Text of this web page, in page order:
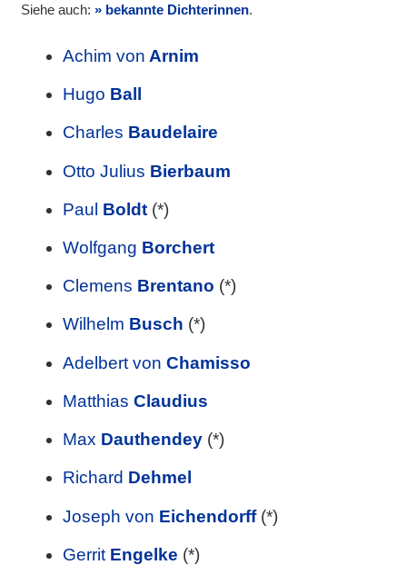
Siehe auch: bekannte Dichterinnen.
Achim von Arnim
Hugo Ball
Charles Baudelaire
Otto Julius Bierbaum
Paul Boldt(*)
Wolfgang Borchert
Clemens Brentano (*)
Wilhelm Busch (*)
Adelbert von Chamisso
Matthias Claudius
Max Dauthendey(*)
Richard Dehmel
Joseph von Eichendorff(*)
GerritEngelke (*)